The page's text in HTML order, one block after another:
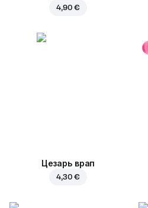
4,90 €
Цезарь врап
4,30 €